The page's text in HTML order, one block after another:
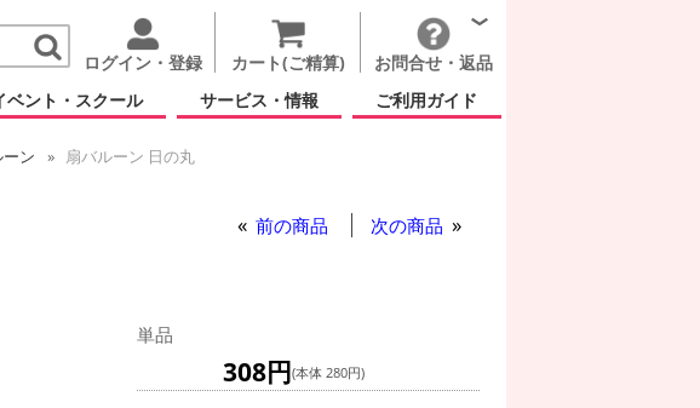
ログイン・登録 カート(ご精算)
お問合せ・返品
ベント・スクール サービス・情報 ご利用ガイド
ン
扇バルーン 日の丸
前の商品 次の商品
単品
308円(本体 280円)